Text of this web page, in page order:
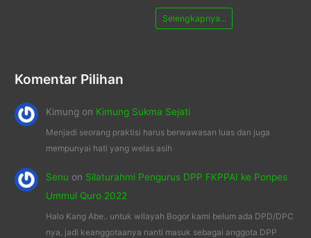
Selengkapnya...
Komentar Pilihan
Kimung on Kimung Sukma Sejati
Menjadi seorang praktisi harus berwawasan luas dan juga
mempunyai hati yang welas asih
Senu on Silaturahmi Pengurus DPP FKPPAI ke Ponpes
Ummul Quro 2022
Halo Kang Abe.. untuk wilayah Bogor kami belum ada DPD/DPC
nya, jadi keanggotaanya nanti masuk sebagai anggota DPP